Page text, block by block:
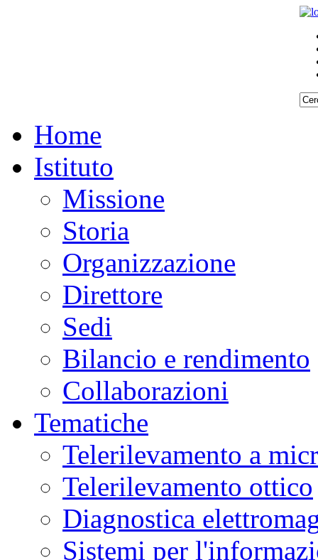
Home
Istituto
Missione
Storia
Organizzazione
Direttore
Sedi
Bilancio e rendimento
Collaborazioni
Tematiche
Telerilevamento a
Telerilevamento ottico
Diagnostica
Sistemi per